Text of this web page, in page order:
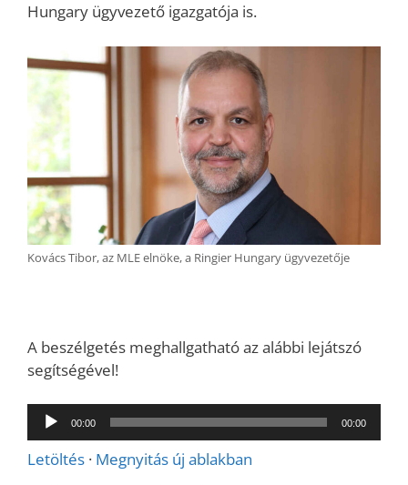
Hungary ügyvezető igazgatója is.
Kovács Tibor, az MLE elnöke, a Ringier Hungary ügyvezetője
A beszélgetés meghallgatható az alábbi lejátszó
segítségével!
Audió
lejátszó
00:00 00:00
Letöltés · Megnyitás új ablakban